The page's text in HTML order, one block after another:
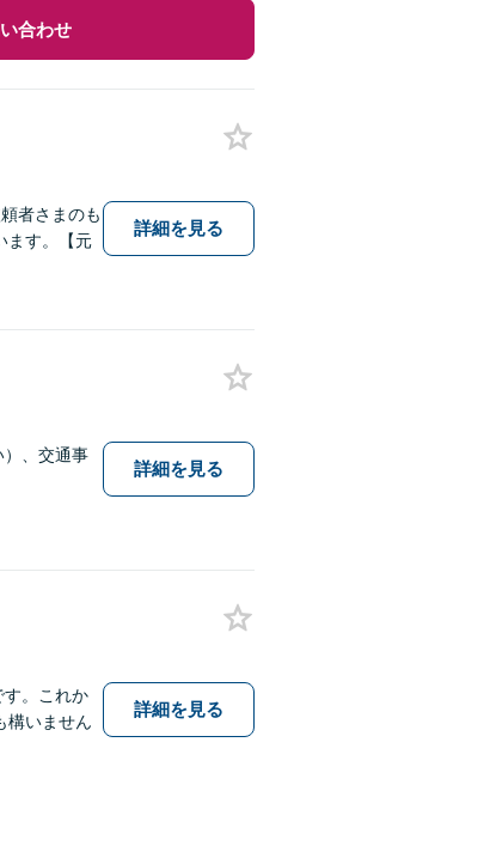
合わせ
者さまのも
ます。【元
詳細を見る
）、交通事
詳細を見る
す。これか
構いません
詳細を見る